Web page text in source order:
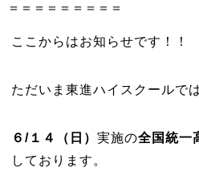
＝＝＝＝＝＝＝＝＝
ここからはお知らせです！！
ただいま東進ハイスクールで
６/１４（日） 実施の全国統一
しております。